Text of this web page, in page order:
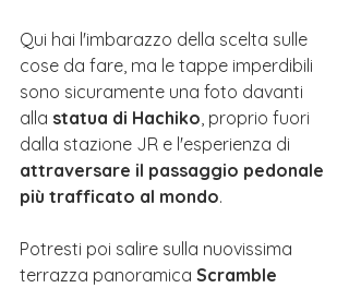
Qui hai l'imbarazzo della scelta sulle
cose da fare, ma le tappe imperdibili
sono sicuramente una foto davanti
alla statua di Hachiko, proprio fuori
dalla stazione JR e l'esperienza di
attraversare il passaggio pedonale
più trafficato al mondo.
Potresti poi salire sulla nuovissima
terrazza panoramica Scramble